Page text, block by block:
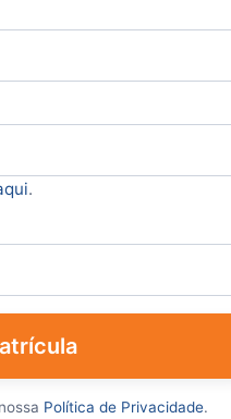
.
Política de Privacidade.